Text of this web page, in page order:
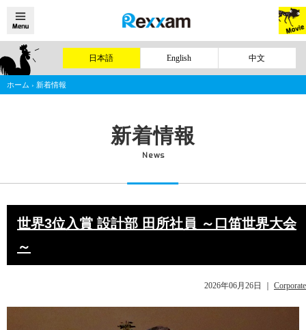
日本語 English 中文
ホーム › 新着情報
新着情報
News
世界3位入賞 設計部 田所社員 ～口笛世界大会
～
2026年06月26日 Corporate